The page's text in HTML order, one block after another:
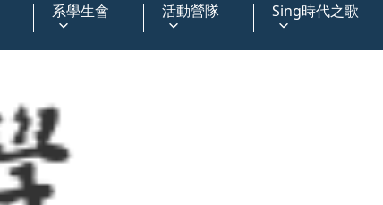
系學生會 活動營隊 Sing時代之歌